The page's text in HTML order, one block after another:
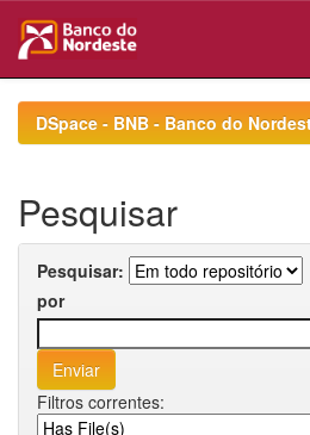
navigationDSpace - BNB - Banco do
Pesquisar
Pesquisar:
por
Filtros correntes: